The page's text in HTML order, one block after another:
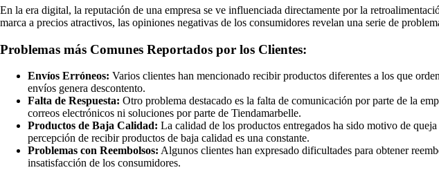
En la era digital, la reputación de una empresa se ve influenciada directamente por la
marca a precios atractivos, las opiniones negativas de los consumidores revelan una serie de
Problemas más Comunes Reportados por los Clientes:
Envíos Erróneos: Varios clientes han mencionado recibir productos diferentes a los que
envíos genera descontento.
Falta de Respuesta: Otro problema destacado es la falta de comunicación por parte de la
correos electrónicos ni soluciones por parte de Tiendamarbelle.
Productos de Baja Calidad: La calidad de los productos entregados ha sido motivo de
percepción de recibir productos de baja calidad es una constante.
Problemas con Reembolsos: Algunos clientes han expresado dificultades para obtener
insatisfacción de los consumidores.